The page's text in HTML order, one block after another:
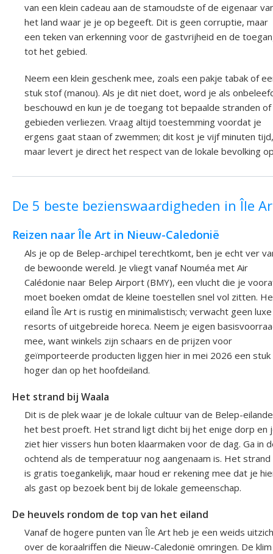
van een klein cadeau aan de stamoudste of de eigenaar
het land waar je je op begeeft. Dit is geen corruptie, maar
een teken van erkenning voor de gastvrijheid en de
tot het gebied.
Neem een klein geschenk mee, zoals een pakje tabak of
stuk stof (manou). Als je dit niet doet, word je als
beschouwd en kun je de toegang tot bepaalde stranden of
gebieden verliezen. Vraag altijd toestemming voordat je
ergens gaat staan of zwemmen; dit kost je vijf minuten tijd,
maar levert je direct het respect van de lokale bevolking
De 5 beste bezienswaardigheden in Île
Reizen naar Île Art in Nieuw-Caledonië
Als je op de Belep-archipel terechtkomt, ben je echt ver
de bewoonde wereld. Je vliegt vanaf Nouméa met Air
Calédonie naar Belep Airport (BMY), een vlucht die je
moet boeken omdat de kleine toestellen snel vol zitten.
eiland Île Art is rustig en minimalistisch; verwacht geen luxe
resorts of uitgebreide horeca. Neem je eigen
mee, want winkels zijn schaars en de prijzen voor
geïmporteerde producten liggen hier in mei 2026 een stuk
hoger dan op het hoofdeiland.
Het strand bij Waala
Dit is de plek waar je de lokale cultuur van de Belep-
het best proeft. Het strand ligt dicht bij het enige dorp en
ziet hier vissers hun boten klaarmaken voor de dag. Ga in
ochtend als de temperatuur nog aangenaam is. Het strand
is gratis toegankelijk, maar houd er rekening mee dat je
als gast op bezoek bent bij de lokale gemeenschap.
De heuvels rondom de top van het eiland
Vanaf de hogere punten van Île Art heb je een weids
over de koraalriffen die Nieuw-Caledonië omringen. De klim